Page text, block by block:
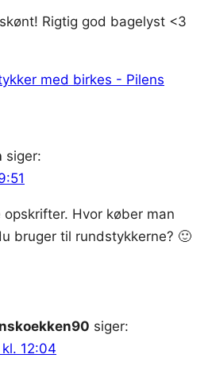
Rigtig god bagelyst <3
med birkes - Pilens
siger:
Hvor køber man
bruger til rundstykkerne? 🙂
siger:
12:04